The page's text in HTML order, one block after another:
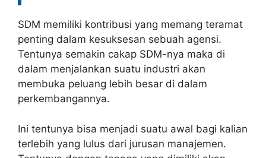
SDM memiliki kontribusi yang memang teramat
penting dalam kesuksesan sebuah agensi.
Tentunya semakin cakap SDM-nya maka di
dalam menjalankan suatu industri akan
membuka peluang lebih besar di dalam
perkembangannya.
Ini tentunya bisa menjadi suatu awal bagi kalian
terlebih yang lulus dari jurusan manajemen.